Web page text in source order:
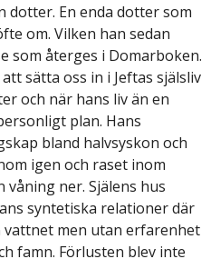
dotter. En enda dotter som
om. Vilken han sedan
som återges i Domarboken.
sätta oss in i Jeftas själsliv
och när hans liv än en
plan. Hans
bland halvsyskon och
igen och raset inom
ner. Själens hus
syntetiska relationer där
vattnet men utan erfarenhet
famn. Förlusten blev inte